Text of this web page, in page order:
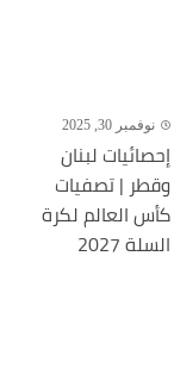
نوفمبر 30, 2025
إحصائيات لبنان
وقطر | تصفيات
كأس العالم لكرة
السلة 2027